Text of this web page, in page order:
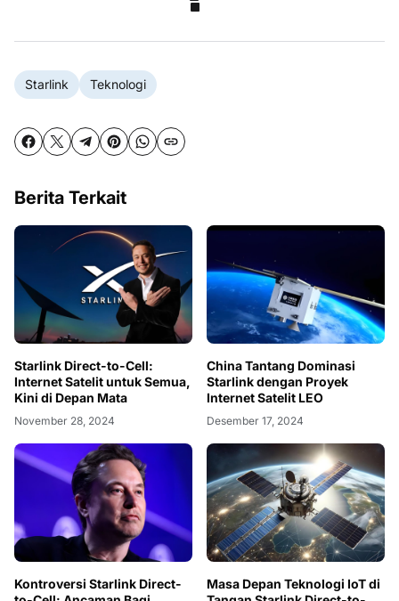
Starlink Teknologi
Berita Terkait
Starlink Direct-to-Cell:
Internet Satelit untuk Semua,
Kini di Depan Mata
November 28, 2024
China Tantang Dominasi
Starlink dengan Proyek
Internet Satelit LEO
Desember 17, 2024
Kontroversi Starlink Direct-
Masa Depan Teknologi IoT di